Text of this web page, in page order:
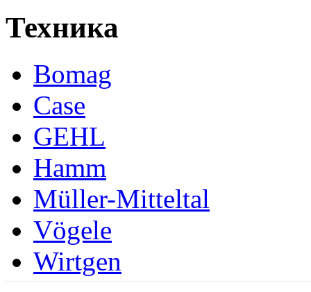
Техника
Bomag
Case
GEHL
Hamm
Müller-Mitteltal
Vögele
Wirtgen